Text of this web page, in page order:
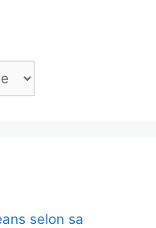
selon sa